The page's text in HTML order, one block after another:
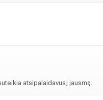
atsipalaidavusį jausmą.